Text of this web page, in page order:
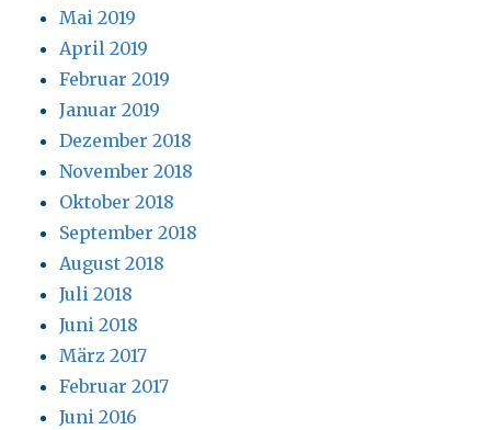
Mai 2019
April 2019
Februar 2019
Januar 2019
Dezember 2018
November 2018
Oktober 2018
September 2018
August 2018
Juli 2018
Juni 2018
März 2017
Februar 2017
Juni 2016